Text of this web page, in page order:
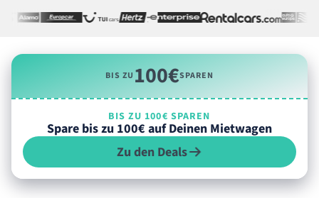
BIS ZU100€SPAREN
BIS ZU 100€ SPAREN
Spare bis zu 100€ auf Deinen Mietwagen
Zu den Deals